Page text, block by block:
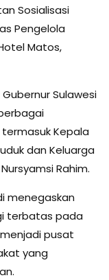
Sosialisasi
Pengelola
Matos,
Sulawesi
Kepala
dan Keluarga
Rahim.
menegaskan
terbatas pada
pusat
yang